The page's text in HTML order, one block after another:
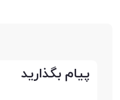
پیام بگذارید